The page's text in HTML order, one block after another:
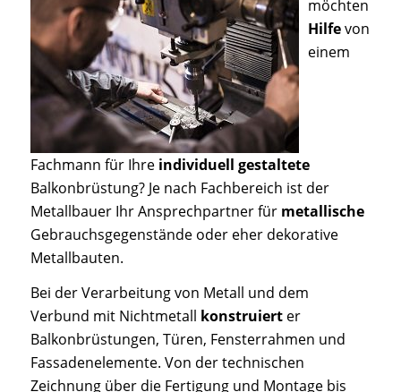
möchten
Hilfevon
einem
Fachmann für Ihre individuell gestaltete
Balkonbrüstung? Je nach Fachbereich ist der
Metallbauer Ihr Ansprechpartner für metallische
Gebrauchsgegenstände oder eher dekorative
Metallbauten.
Bei der Verarbeitung von Metall und dem
Verbund mit Nichtmetall konstruierter
Balkonbrüstungen, Türen, Fensterrahmen und
Fassadenelemente. Von der technischen
Zeichnung über die Fertigung und Montage bis